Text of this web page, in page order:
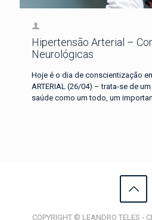
Hipertensão Arterial –
Neurológicas
Hoje é o dia de conscientização
ARTERIAL (26/04) – trata-se de
saúde como um todo, um
COPYRIGHT © LEANDRO TELES -